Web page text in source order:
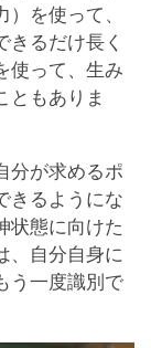
を使って、
きるだけ長く
使って、生み
ともありま
分が求めるポ
きるようにな
状態に向けた
、自分自身に
う一度識別で